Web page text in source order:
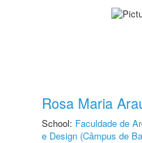
Rosa Maria
School: Faculdade de
e Design (Câmpus de